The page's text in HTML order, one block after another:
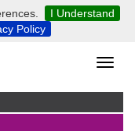
I Understand
Policy